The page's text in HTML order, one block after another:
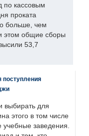
по кассовым
проката
больше, чем
этом общие сборы
53,7
поступления
выбирать для
этого в том числе
учебные заведения.